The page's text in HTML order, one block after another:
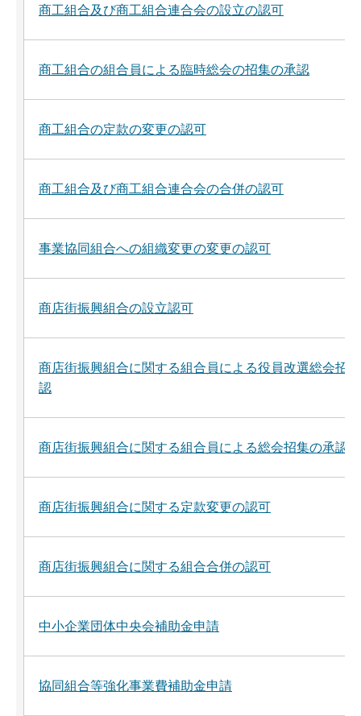
商工組合及び商工組合連合会の設立の認可
商工組合の組合員による臨時総会の招集の承認
商工組合の定款の変更の認可
商工組合及び商工組合連合会の合併の認可
事業協同組合への組織変更の変更の認可
商店街振興組合の設立認可
商店街振興組合に関する組合員による役員改選総会招
認
商店街振興組合に関する組合員による総会招集の承認
商店街振興組合に関する定款変更の認可
商店街振興組合に関する組合合併の認可
中小企業団体中央会補助金申請
協同組合等強化事業費補助金申請